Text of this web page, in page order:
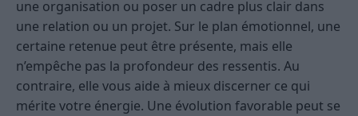
une organisation ou poser un cadre plus clair dans
une relation ou un projet. Sur le plan émotionnel, une
certaine retenue peut être présente, mais elle
n’empêche pas la profondeur des ressentis. Au
contraire, elle vous aide à mieux discerner ce qui
mérite votre énergie. Une évolution favorable peut se